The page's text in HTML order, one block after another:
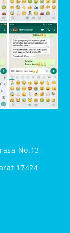
No.13,
17424